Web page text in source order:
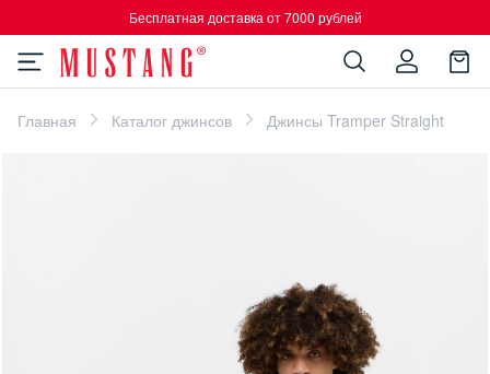
Бесплатная доставка от 7000 рублей
Главная Каталог джинсов Джинсы Tramper Straight